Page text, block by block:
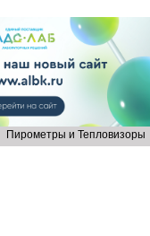
Пирометры и Тепловизоры